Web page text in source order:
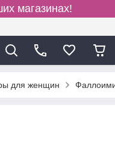
магазинах!
для женщин